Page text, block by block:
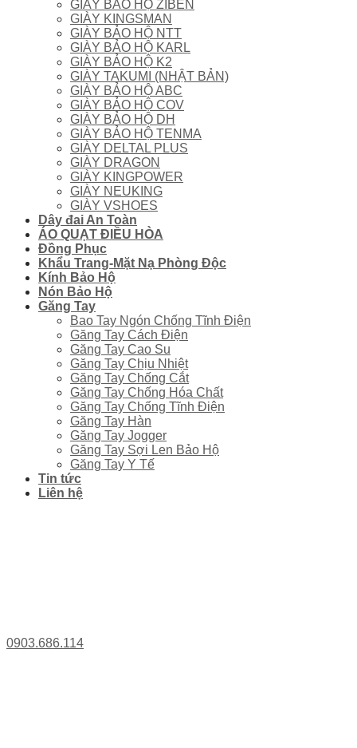
GIÀY BẢO HỘ ZIBEN
GIÀY KINGSMAN
GIÀY BẢO HỘ NTT
GIÀY BẢO HỘ KARL
GIÀY BẢO HỘ K2
GIÀY TAKUMI (NHẬT BẢN)
GIÀY BẢO HỘ ABC
GIÀY BẢO HỘ COV
GIÀY BẢO HỘ DH
GIÀY BẢO HỘ TENMA
GIÀY DELTAL PLUS
GIÀY DRAGON
GIÀY KINGPOWER
GIÀY NEUKING
GIÀY VSHOES
Dây đai An Toàn
ÁO QUẠT ĐIỀU HÒA
Đồng Phục
Khẩu Trang-Mặt Nạ Phòng Độc
Kính Bảo Hộ
Nón Bảo Hộ
Găng Tay
Bao Tay Ngón Chống Tĩnh Điện
Găng Tay Cách Điện
Găng Tay Cao Su
Găng Tay Chịu Nhiệt
Găng Tay Chống Cắt
Găng Tay Chống Hóa Chất
Găng Tay Chống Tĩnh Điện
Găng Tay Hàn
Găng Tay Jogger
Găng Tay Sợi Len Bảo Hộ
Găng Tay Y Tế
Tin tức
Liên hệ
0903.686.114